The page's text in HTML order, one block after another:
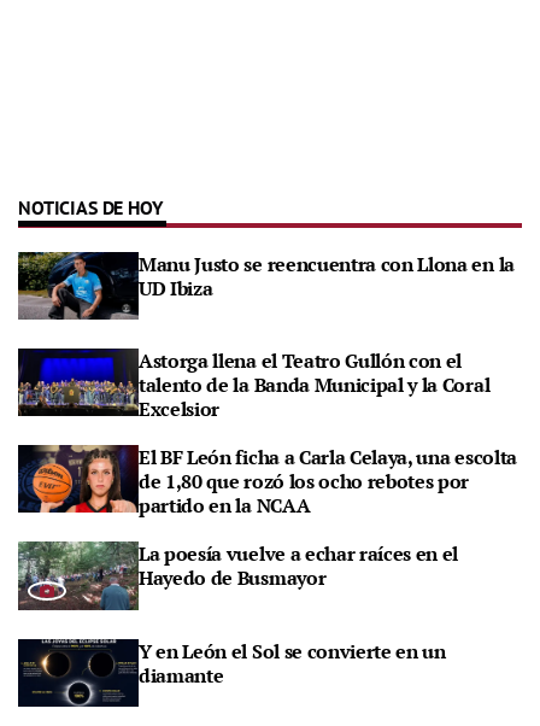
NOTICIAS DE HOY
Manu Justo se reencuentra con Llona en la
UD Ibiza
Astorga llena el Teatro Gullón con el
talento de la Banda Municipal y la Coral
Excelsior
El BF León ficha a Carla Celaya, una escolta
de 1,80 que rozó los ocho rebotes por
partido en la NCAA
La poesía vuelve a echar raíces en el
Hayedo de Busmayor
Y en León el Sol se convierte en un
diamante